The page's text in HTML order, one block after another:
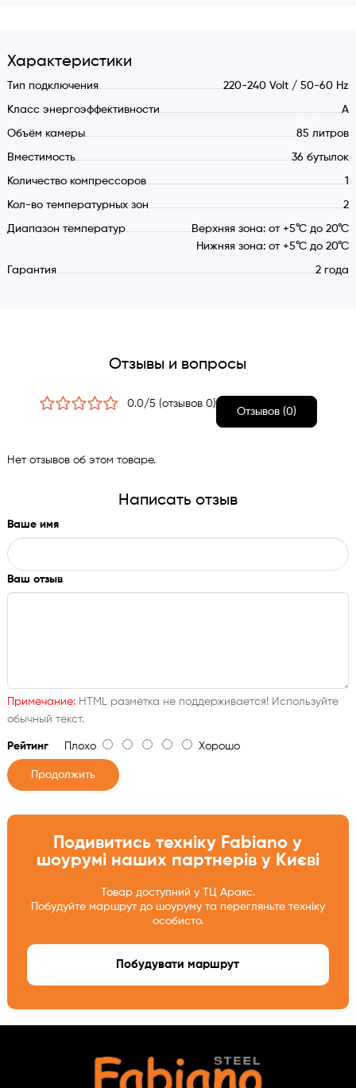
Характеристики:
Класс энергоэффективности: А.
Компрессорный тип охлаждения.
Объем камеры: 85 литров.
Вместимость: 36 стандартных бутылок типа бордо.
Деревянные выдвижные полки: 3 шт.
Количество температурных зон: 2.
Специальная обработка стекла фасада,
Характеристики
Тип подключения 220-240 Volt / 50-60 Hz
Класс энергоэффективности А
Объём камеры 85 литров
Вместимость 36 бутылок
Количество компрессоров 1
Кол-во температурных зон 2
Диапазон температур
Верхняя зона: от +5°С до 20°С
Нижняя зона: от +5°С до 20°С
Гарантия 2 года
Отзывы и вопросы
0.0/5 (отзывов 0)
Отзывов (0)
Нет отзывов об этом товаре.
Написать отзыв
Ваше имя
Ваш отзыв
Примечание:HTML разметка не поддерживается! Используйте
обычный текст.
РейтингПлохо Хорошо
Продолжить
Подивитись техніку Fabiano у
шоурумі наших партнерів у Києві
Товар доступний у ТЦ Аракс.
Побудуйте маршрут до шоуруму та перегляньте техніку
особисто.
Побудувати маршрут